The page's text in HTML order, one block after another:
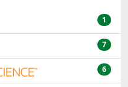
1
7
6